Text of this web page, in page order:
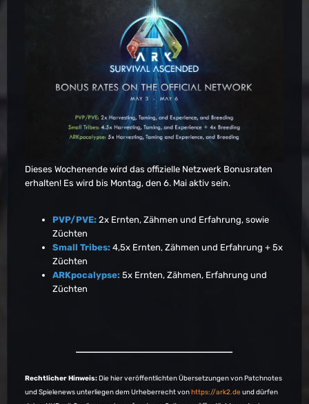
Dieses Wochenende wird das offizielle Netzwerk Bonusraten
erhalten! Es wird bis Montag, den 6. Mai aktiv sein.
PVP/PVE: 2x Ernten, Zähmen und Erfahrung, sowie
Züchten
Small Tribes: 4,5x Ernten, Zähmen und Erfahrung + 5x
Züchten
ARKpocalypse: 5x Ernten, Zähmen, Erfahrung und
Züchten
Rechtlicher Hinweis:Die hier veröffentlichten Übersetzungen von Patchnotes
und Spielenews unterliegen dem Urheberrecht vonhttps://ark2.de und dürfen